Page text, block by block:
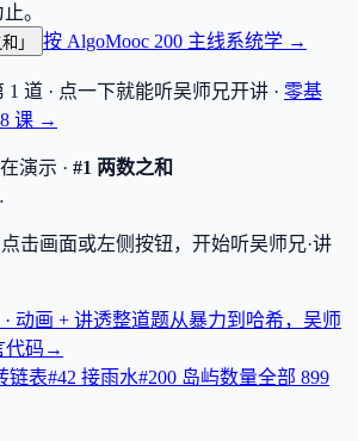
。
」 按 AlgoMooc 200 主线系统学 →
1 道 · 点一下就能听吴师兄开讲 · 零基
课 →
演示 · #1 两数之和
击画面或左侧按钮，开始听吴师兄·讲
动画 + 讲透整道题从暴力到哈希，吴师
代码 →
链表#42 接雨水#200 岛屿数量全部 899